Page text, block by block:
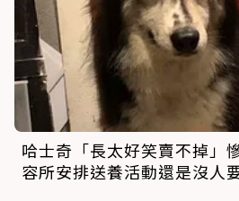
哈士奇「長太好笑賣不掉」
容所安排送養活動還是沒人